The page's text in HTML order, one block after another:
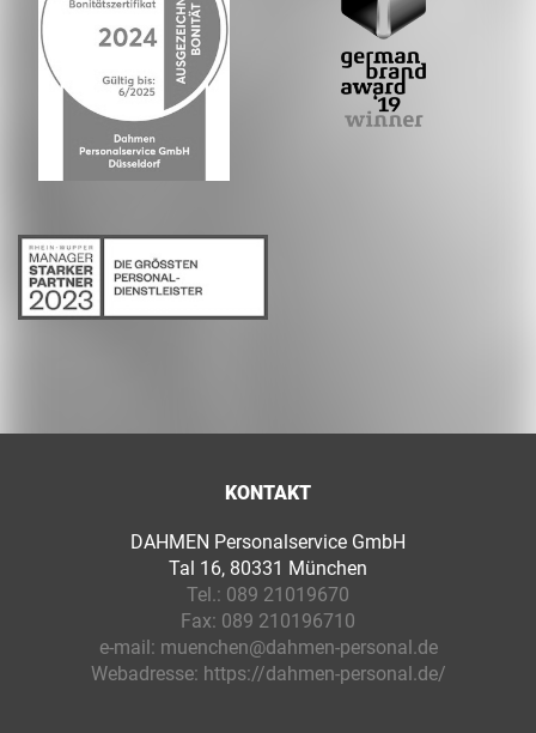
KONTAKT
DAHMEN Personalservice GmbH
Tal 16, 80331 München
Tel.: 089 21019670
Fax: 089 210196710
e-mail: muenchen@dahmen-personal.de
Webadresse: https://dahmen-personal.de/